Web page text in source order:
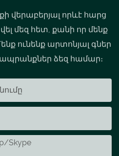
վերաբերյալ որևէ հարց
մեզ հետ, քանի որ մենք
ունենք արտոնյալ գներ
ձեզ համար։
skype